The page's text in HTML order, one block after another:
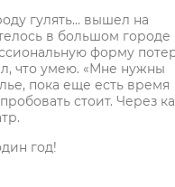
гулять… вышел на
в большом городе
форму
что умею. «Мне нужны
пока еще есть время
стоит. Через
год!